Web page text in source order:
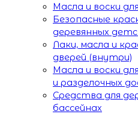
Масла и воски
Безопасные
деревянных
Лаки, масла и
дверей (внутри)
Масла и воски
и разделочных
Средства для
бассейнах